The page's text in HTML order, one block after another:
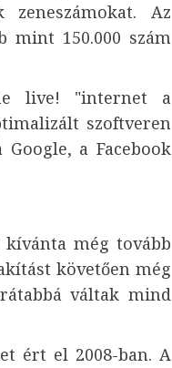
Az
mint 150.000 szám
live! "internet a
szoftveren
a Facebook
kívánta még tovább
követően még
váltak mind
ért el 2008-ban. A